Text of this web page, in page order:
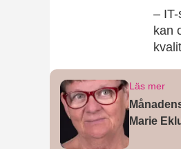
–
kan
Läs mer
Marie